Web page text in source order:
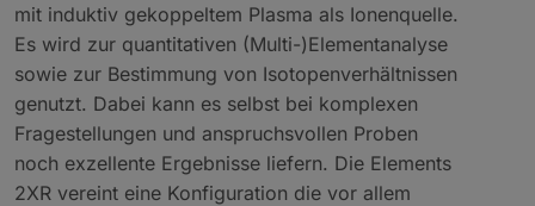
mit induktiv gekoppeltem Plasma als Ionenquelle.
Es wird zur quantitativen (Multi-)Elementanalyse
sowie zur Bestimmung von Isotopenverhältnissen
genutzt. Dabei kann es selbst bei komplexen
Fragestellungen und anspruchsvollen Proben
noch exzellente Ergebnisse liefern. Die Elements
2XR vereint eine Konfiguration die vor allem